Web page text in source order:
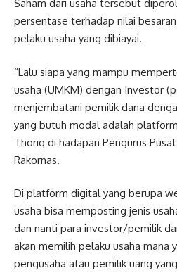
Saham dari usaha tersebut
persentase terhadap nilai
pelaku usaha yang dibiayai.
“Lalu siapa yang mampu
usaha (UMKM) dengan Investor
menjembatani pemilik dana
yang butuh modal adalah
Thoriq di hadapan Pengurus
Rakornas.
Di platform digital yang berupa
usaha bisa memposting jenis
dan nanti para investor/pemilik
akan memilih pelaku usaha mana
pengusaha atau pemilik uang